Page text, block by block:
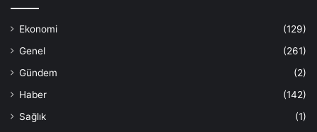
Ekonomi
(129)
Genel
(261)
Gündem
(2)
Haber
(142)
Sağlık
(1)